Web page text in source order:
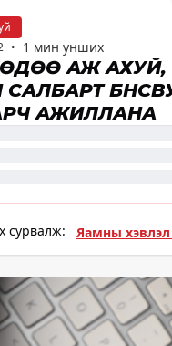
• 1 мин унших
АЖ
САЛБАРТ
АЖИЛЛАНА
сурвалж: Яамны